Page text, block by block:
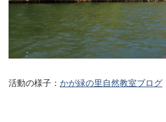
活動の様子： かが緑の里自然教室ブログ